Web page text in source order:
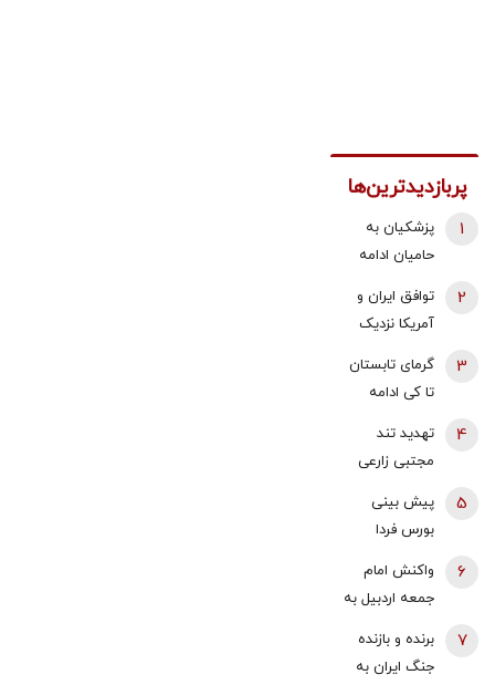
پربازدیدترین‌ها
پزشکیان به
حامیان ادامه
همین‌جوری
نگویید بزن/
تبعاتش را هم
باید دید
1
توافق ایران و
آمریکا نزدیک
شد؟/ وزیر
خزانه‌داری
آمریکا از «امروز
یا فردا» گفت
2
گرمای تابستان
تا کی ادامه
تا ۵۰ روز دیگر
گرما در پیش
داریم
3
تهدید تند
مجتبی زارعی
خرازی:حاضرم با
وضو شلاقت را
اجرا کنم
4
پیش بینی
بورس فردا
1405 | موتور
رشد بازار روشن
شد | آخرین
حلقه تایید روند
5
واکنش امام
جمعه اردبیل به
محمدباقر
6
برنده و بازنده
جنگ ایران به
7